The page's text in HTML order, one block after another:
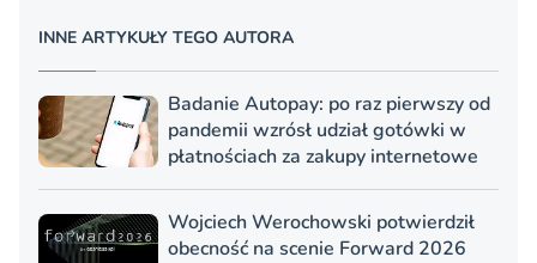
INNE ARTYKUŁY TEGO AUTORA
Badanie Autopay: po raz pierwszy od
pandemii wzrósł udział gotówki w
płatnościach za zakupy internetowe
Wojciech Werochowski potwierdził
obecność na scenie Forward 2026